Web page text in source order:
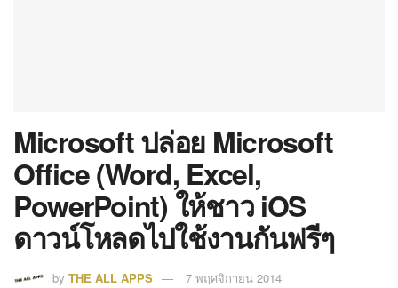
Microsoft ปล่อย Microsoft
Office (Word, Excel,
PowerPoint) ให้ชาว iOS
ดาวน์โหลดไปใช้งานกันฟรีๆ
by THE ALL APPS 7 พฤศจิกายน 2014